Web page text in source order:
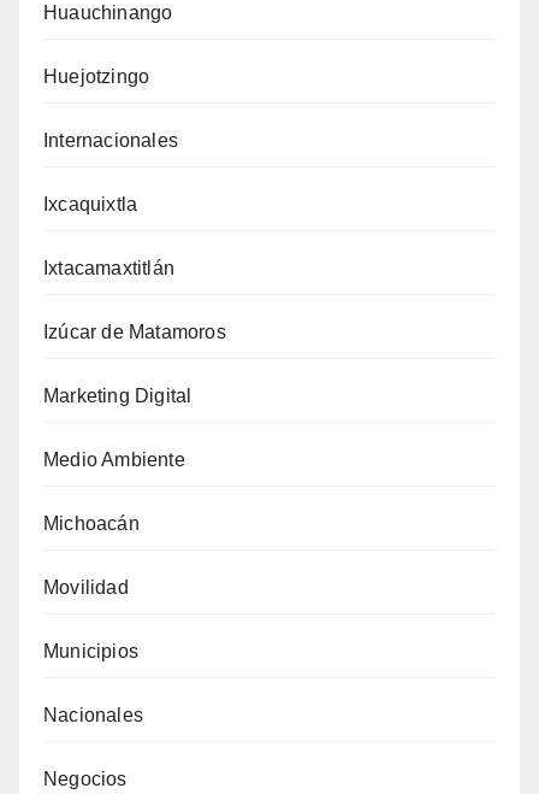
Huauchinango
Huejotzingo
Internacionales
Ixcaquixtla
Ixtacamaxtitlán
Izúcar de Matamoros
Marketing Digital
Medio Ambiente
Michoacán
Movilidad
Municipios
Nacionales
Negocios